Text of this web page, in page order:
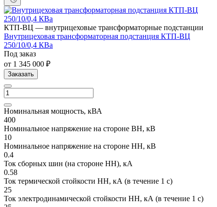
КТП-ВЦ — внутрицеховые трансформаторные подстанции
Внутрицеховая трансформаторная подстанция КТП-ВЦ
250/10/0,4 КВа
Под заказ
от 1 345 000 ₽
Заказать
Номинальная мощность, кВА
400
Номинальное напряжение на стороне ВН, кВ
10
Номинальное напряжение на стороне НН, кВ
0.4
Ток сборных шин (на стороне НН), кА
0.58
Ток термической стойкости НН, кА (в течение 1 с)
25
Ток электродинамической стойкости НН, кА (в течение 1 с)